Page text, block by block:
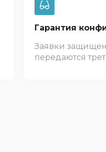
Гарантия
Заявки
передаются